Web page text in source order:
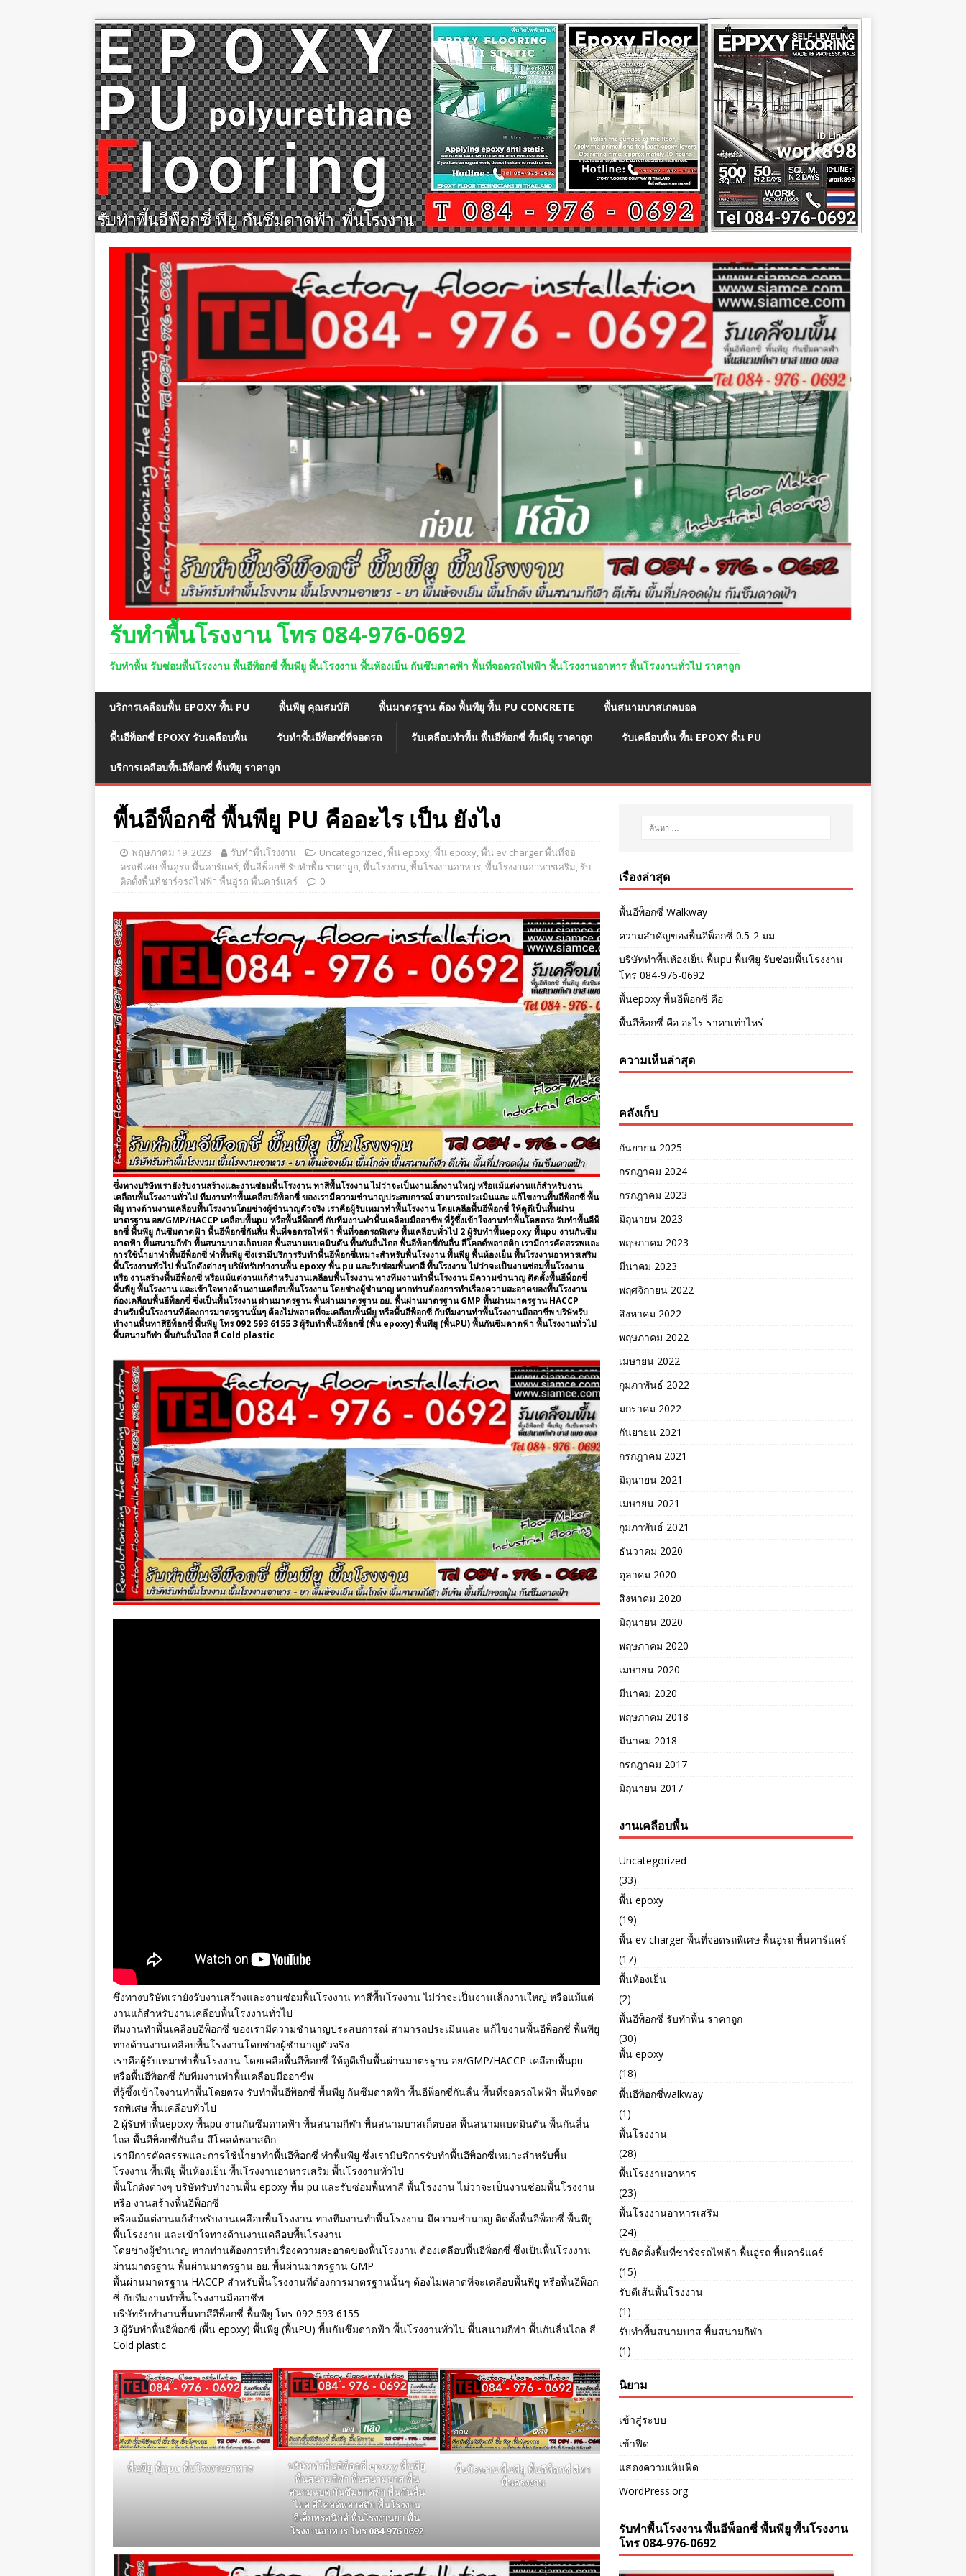
รับทำพื้นโรงงาน โทร 084-976-0692
รับทำพื้น รับซ่อมพื้นโรงงาน พื้นอีพ็อกซี่ พื้นพียู พื้นโรงงาน พื้นห้องเย็น กันซึมดาดฟ้า พื้นที่จอดรถไฟฟ้า พื้นโรงงานอาหาร พื้นโรงงานทั่วไป ราคาถูก
บริการเคลือบพื้น EPOXY พื้น PU พื้นพียู คุณสมบัติ พื้นมาตรฐาน ต้อง พื้นพียู พื้น PU CONCRETE พื้นสนามบาสเกตบอล
พื้นอีพ็อกซี่ EPOXY รับเคลือบพื้น รับทำพื้นอีพ็อกซี่ที่จอดรถ รับเคลือบทำพื้น พื้นอีพ็อกซี่ พื้นพียู ราคาถูก รับเคลือบพื้น พื้น EPOXY พื้น PU
บริการเคลือบพื้นอีพ็อกซี่ พื้นพียู ราคาถูก
พื้นอีพ็อกซี่ พื้นพียู PU คืออะไร เป็น ยังไง
พฤษภาคม 19, 2023 รับทำพื้นโรงงาน Uncategorized,พื้น epoxy,พื้น epoxy,พื้น ev charger พื้นที่จอ
ดรถพืเศษ พื้นอู่รถ พื้นคาร์แคร์,พื้นอีพ็อกซี่ รับทำพื้น ราคาถูก,พื้นโรงงาน,พื้นโรงงานอาหาร,พื้นโรงงานอาหารเสริม, รับ
ติดตั้งพื้นที่ชาร์จรถไฟฟ้า พื้นอู่รถ พื้นคาร์แคร์
0
ซึ่งทางบริษัทเรายังรับงานสร้างและงานซ่อมพื้นโรงงาน ทาสีพื้นโรงงาน ไม่ว่าจะเป็นงานเล็กงานใหญ่ หรือแม้แต่งานแก้สำหรับงาน
เคลือบพื้นโรงงานทั่วไป ทีมงานทำพื้นเคลือบอีพ็อกซี่ ของเรามีความชำนาญประสบการณ์ สามารถประเมินและ แก้ไขงานพื้นอีพ็อกซี่ พื้น
พียู ทางด้านงานเคลือบพื้นโรงงานโดยช่างผู้ชำนาญตัวจริง เราคือผู้รับเหมาทำพื้นโรงงาน โดยเคลือพื้นอีพ็อกซี่ ให้ดูดีเป็นพื้นผ่าน
มาตรฐาน อย/GMP/HACCP เคลือบพื้นpu หรือพื้นอีพ็อกซี่ กับทีมงานทำพื้นเคลือบมืออาชีพ ที่รู้ซึ้งเข้าใจงานทำพื้นโดยตรง รับทำพื้นอีพ็
อกซี่ พื้นพียู กันซึมดาดฟ้า พื้นอีพ็อกซี่กันลื่น พื้นที่จอดรถไฟฟ้า พื้นที่จอดรถพิเศษ พื้นเคลือบทั่วไป 2 ผู้รับทำพื้นepoxy พื้นpu งานกันซึม
ดาดฟ้า พื้นสนามกีฬา พื้นสนามบาสเก็ตบอล พื้นสนามแบดมินตัน พื้นกันลื่นไถล พื้นอีพ็อกซี่กันลื่น สีโคลด์พลาสติก เรามีการคัดสรรพและ
การใช้น้ำยาทำพื้นอีพ็อกซี่ ทำพื้นพียู ซึ่งเรามีบริการรับทำพื้นอีพ็อกซี่เหมาะสำหรับพื้นโรงงาน พื้นพียู พื้นห้องเย็น พื้นโรงงานอาหารเสริม
พื้นโรงงานทั่วไป พื้นโกดังต่างๆ บริษัทรับทำงานพื้น epoxy พื้น pu และรับซ่อมพื้นทาสี พื้นโรงงาน ไม่ว่าจะเป็นงานซ่อมพื้นโรงงาน
หรือ งานสร้างพื้นอีพ็อกซี่ หรือแม้แต่งานแก้สำหรับงานเคลือบพื้นโรงงาน ทางทีมงานทำพื้นโรงงาน มีความชำนาญ ติดตั้งพื้นอีพ็อกซี่
พื้นพียู พื้นโรงงาน และเข้าใจทางด้านงานเคลือบพื้นโรงงาน โดยช่างผู้ชำนาญ หากท่านต้องการทำเรื่องความสะอาดของพื้นโรงงาน
ต้องเคลือบพื้นอีพ็อกซี่ ซึ่งเป็นพื้นโรงงาน ผ่านมาตรฐาน พื้นผ่านมาตรฐาน อย. พื้นผ่านมาตรฐาน GMP พื้นผ่านมาตรฐาน HACCP
สำหรับพื้นโรงงานที่ต้องการมาตรฐานนั้นๆ ต้องไม่พลาดที่จะเคลือบพื้นพียู หรือพื้นอีพ็อกซี่ กับทีมงานทำพื้นโรงงานมืออาชีพ บริษัทรับ
ทำงานพื้นทาสีอีพ็อกซี่ พื้นพียู โทร 092 593 6155 3 ผู้รับทำพื้นอีพ็อกซี่ (พื้น epoxy) พื้นพียู (พื้นPU) พื้นกันซึมดาดฟ้า พื้นโรงงานทั่วไป
พื้นสนามกีฬา พื้นกันลื่นไถล สี Cold plastic
ซึ่งทางบริษัทเรายังรับงานสร้างและงานซ่อมพื้นโรงงาน ทาสีพื้นโรงงาน ไม่ว่าจะเป็นงานเล็กงานใหญ่ หรือแม้แต่
งานแก้สำหรับงานเคลือบพื้นโรงงานทั่วไป
ทีมงานทำพื้นเคลือบอีพ็อกซี่ ของเรามีความชำนาญประสบการณ์ สามารถประเมินและ แก้ไขงานพื้นอีพ็อกซี่ พื้นพียู
ทางด้านงานเคลือบพื้นโรงงานโดยช่างผู้ชำนาญตัวจริง
เราคือผู้รับเหมาทำพื้นโรงงาน โดยเคลือพื้นอีพ็อกซี่ ให้ดูดีเป็นพื้นผ่านมาตรฐาน อย/GMP/HACCP เคลือบพื้นpu
หรือพื้นอีพ็อกซี่ กับทีมงานทำพื้นเคลือบมืออาชีพ
ที่รู้ซึ้งเข้าใจงานทำพื้นโดยตรง รับทำพื้นอีพ็อกซี่ พื้นพียู กันซึมดาดฟ้า พื้นอีพ็อกซี่กันลื่น พื้นที่จอดรถไฟฟ้า พื้นที่จอด
รถพิเศษ พื้นเคลือบทั่วไป
2 ผู้รับทำพื้นepoxy พื้นpu งานกันซึมดาดฟ้า พื้นสนามกีฬา พื้นสนามบาสเก็ตบอล พื้นสนามแบดมินตัน พื้นกันลื่น
ไถล พื้นอีพ็อกซี่กันลื่น สีโคลด์พลาสติก
เรามีการคัดสรรพและการใช้น้ำยาทำพื้นอีพ็อกซี่ ทำพื้นพียู ซึ่งเรามีบริการรับทำพื้นอีพ็อกซี่เหมาะสำหรับพื้น
โรงงาน พื้นพียู พื้นห้องเย็น พื้นโรงงานอาหารเสริม พื้นโรงงานทั่วไป
พื้นโกดังต่างๆ บริษัทรับทำงานพื้น epoxy พื้น pu และรับซ่อมพื้นทาสี พื้นโรงงาน ไม่ว่าจะเป็นงานซ่อมพื้นโรงงาน
หรือ งานสร้างพื้นอีพ็อกซี่
หรือแม้แต่งานแก้สำหรับงานเคลือบพื้นโรงงาน ทางทีมงานทำพื้นโรงงาน มีความชำนาญ ติดตั้งพื้นอีพ็อกซี่ พื้นพียู
พื้นโรงงาน และเข้าใจทางด้านงานเคลือบพื้นโรงงาน
โดยช่างผู้ชำนาญ หากท่านต้องการทำเรื่องความสะอาดของพื้นโรงงาน ต้องเคลือบพื้นอีพ็อกซี่ ซึ่งเป็นพื้นโรงงาน
ผ่านมาตรฐาน พื้นผ่านมาตรฐาน อย. พื้นผ่านมาตรฐาน GMP
พื้นผ่านมาตรฐาน HACCP สำหรับพื้นโรงงานที่ต้องการมาตรฐานนั้นๆ ต้องไม่พลาดที่จะเคลือบพื้นพียู หรือพื้นอีพ็อก
ซี่ กับทีมงานทำพื้นโรงงานมืออาชีพ
บริษัทรับทำงานพื้นทาสีอีพ็อกซี่ พื้นพียู โทร 092 593 6155
3 ผู้รับทำพื้นอีพ็อกซี่ (พื้น epoxy) พื้นพียู (พื้นPU) พื้นกันซึมดาดฟ้า พื้นโรงงานทั่วไป พื้นสนามกีฬา พื้นกันลื่นไถล สี
Cold plastic
พื้นพียู พื้นpu พื้นโรงงานอาหาร
บริษัททำพื้นอีพ็อกซี่ epoxy พื้นพียู
พื้นสนามกีฬา พื้นสนามบาส พื้น
สนามแบด กันซึมดาดฟ้า พื้นกันลื่น
ไถล สีโคลด์พลาสติก พื้นโรงงาน
อิเล็กทรอนิกส์ พื้นโรงงานยา พื้น
โรงงานอาหาร โทร 084 976 0692
พื้นโรงงาน พื้นพียู พื้นอีพ็อกซี่ สีทา
พื้นดรงงาน
เรื่องล่าสุด
พื้นอีพ็อกซี่ Walkway
ความสำคัญของพื้นอีพ็อกซี่ 0.5-2 มม.
บริษัททำพื้นห้องเย็น พื้นpu พื้นพียู รับซ่อมพื้นโรงงาน
โทร 084-976-0692
พื้นepoxy พื้นอีพ็อกซี่ คือ
พื้นอีพ็อกซี่ คือ อะไร ราคาเท่าไหร่
ความเห็นล่าสุด
คลังเก็บ
กันยายน 2025
กรกฎาคม 2024
กรกฎาคม 2023
มิถุนายน 2023
พฤษภาคม 2023
มีนาคม 2023
พฤศจิกายน 2022
สิงหาคม 2022
พฤษภาคม 2022
เมษายน 2022
กุมภาพันธ์ 2022
มกราคม 2022
กันยายน 2021
กรกฎาคม 2021
มิถุนายน 2021
เมษายน 2021
กุมภาพันธ์ 2021
ธันวาคม 2020
ตุลาคม 2020
สิงหาคม 2020
มิถุนายน 2020
พฤษภาคม 2020
เมษายน 2020
มีนาคม 2020
พฤษภาคม 2018
มีนาคม 2018
กรกฎาคม 2017
มิถุนายน 2017
งานเคลือบพื้น
Uncategorized
(33)
พื้น epoxy
(19)
พื้น ev charger พื้นที่จอดรถพืเศษ พื้นอู่รถ พื้นคาร์แคร์
(17)
พื้นห้องเย็น
(2)
พื้นอีพ็อกซี่ รับทำพื้น ราคาถูก
(30)
พื้น epoxy
(18)
พื้นอีพ็อกซี่walkway
(1)
พื้นโรงงาน
(28)
พื้นโรงงานอาหาร
(23)
พื้นโรงงานอาหารเสริม
(24)
รับติดตั้งพื้นที่ชาร์จรถไฟฟ้า พื้นอู่รถ พื้นคาร์แคร์
(15)
รับตีเส้นพื้นโรงงาน
(1)
รับทำพื้นสนามบาส พื้นสนามกีฬา
(1)
นิยาม
เข้าสู่ระบบ
เข้าฟีด
แสดงความเห็นฟีด
WordPress.org
รับทำพื้นโรงงาน พื้นอีพ็อกซี่ พื้นพียู พื้นโรงงาน
โทร 084-976-0692